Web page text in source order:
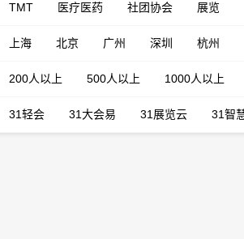
TMT 医疗医药 社团协会 展览
上海 北京 广州 深圳 杭州
200人以上 500人以上 1000人以上
31轻会 31大会易 31展览云 31智